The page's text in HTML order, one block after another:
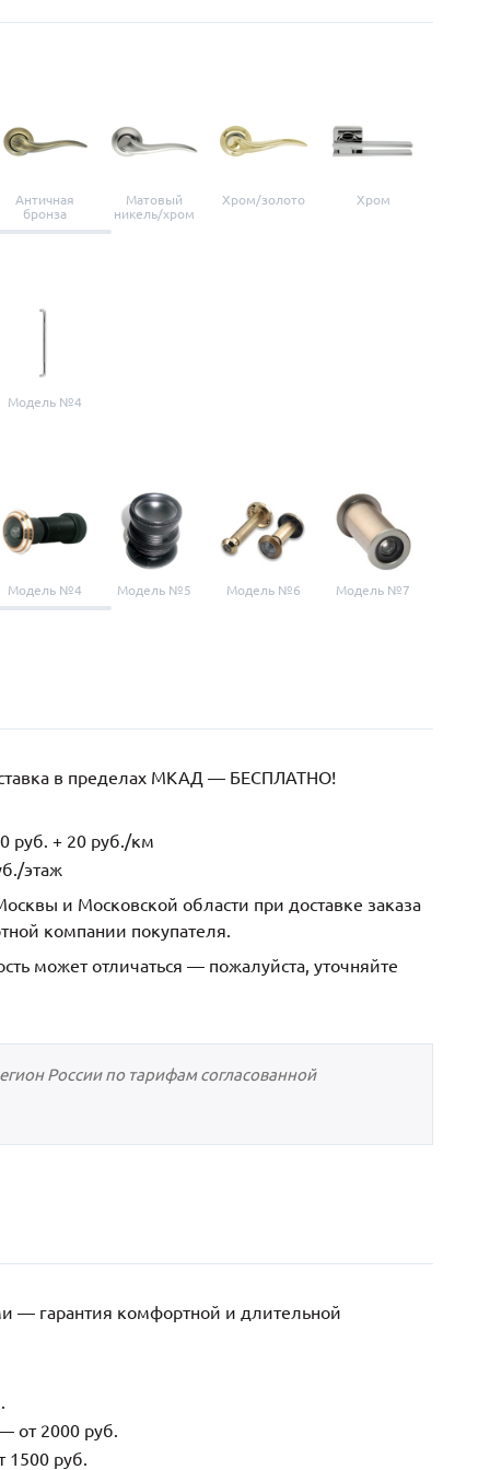
Античная
бронза
Матовый
никель/хром
Хром/золото Хром
Модель №4
Модель №4 Модель №5 Модель №6 Модель №7
в пределах МКАД — БЕСПЛАТНО!
руб. + 20 руб./км
этаж
и Московской области при доставке заказа
компании покупателя.
может отличаться — пожалуйста, уточняйте
России по тарифам согласованной
— гарантия комфортной и длительной
от 2000 руб.
1500 руб.